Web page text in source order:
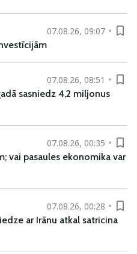
07.08.26, 09:07
07.08.26, 08:51
sasniedz 4,2 miljonus
07.08.26, 00:35
vai pasaules ekonomika var
07.08.26, 00:28
ar Irānu atkal satricina